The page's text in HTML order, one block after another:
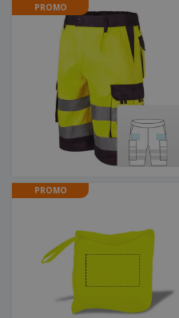
PROMO
PROMO